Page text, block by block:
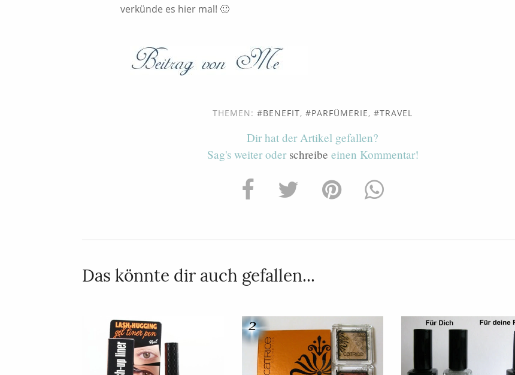
verkünde es hier mal! 🙂
THEMEN: BENEFIT, PARFÜMERIE, TRAVEL
Dir hat der Artikel gefallen?
Sag's weiter oder schreibe einen Kommentar!
Das könnte dir auch gefallen...